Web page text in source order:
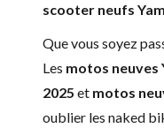
scooter neufs
Que vous soyez
Les motos neuves
2025 et motos
oublier les naked